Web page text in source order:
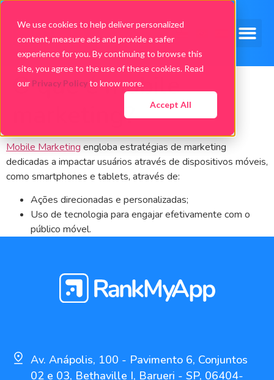
We use cookies to help deliver personalized
content, measure ads and provide a safer
experience for you. By continuing to browse this
site, you agree to the use of these cookies. Read
our Privacy Policyto know more.
Accept All
O que é mobile
marketing?
Mobile Marketing engloba estratégias de marketing
dedicadas a impactar usuários através de dispositivos móveis,
como smartphones e tablets, através de:
Ações direcionadas e personalizadas;
Uso de tecnologia para engajar efetivamente com o
público móvel.
Av. Anápolis, 100 - Pavimento 6, Conjuntos
02 e 03, Bethaville I, Barueri - SP, 06404-